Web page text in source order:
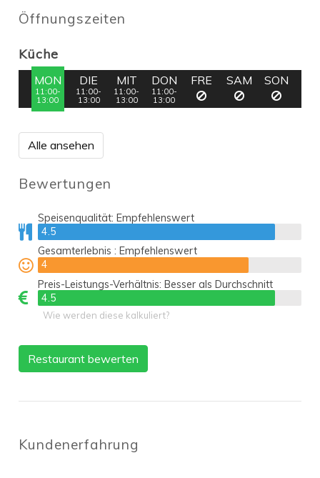
Öffnungszeiten
Küche
MON
11:00-
13:00
DIE
11:00-
13:00
MIT
11:00-
13:00
DON
11:00-
13:00
FRE SAM SON
Alle ansehen
Bewertungen
Speisenqualität:Empfehlenswert
4.5
4.5
Gesamterlebnis : Empfehlenswert
4
4
Preis-Leistungs-Verhältnis:Besser als Durchschnitt
4.5
4.5
Wie werden diese kalkuliert?
Restaurant bewerten
Kundenerfahrung